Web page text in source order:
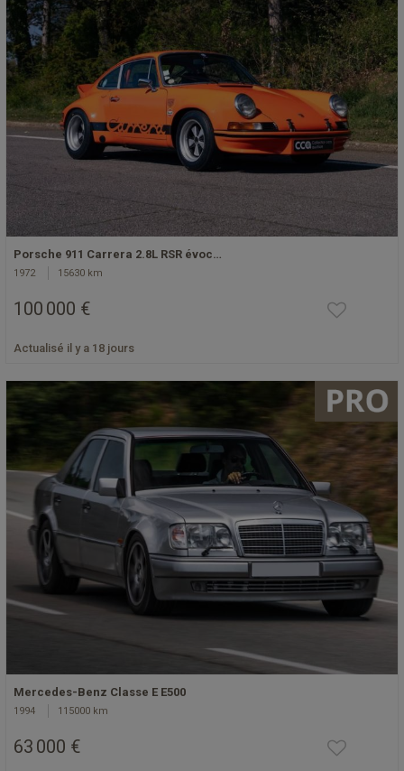
Porsche 911 Carrera 2.8L RSR évoc…
1972 15630 km
100 000 €
Actualisé il y a 18 jours
Mercedes-Benz Classe E E500
1994 115000 km
63 000 €